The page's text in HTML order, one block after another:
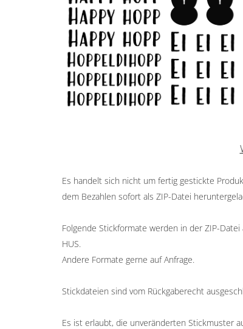
Es handelt sich nicht um fertig gestickte
dem Bezahlen sofort als ZIP-Datei
Folgende Stickformate werden in der ZIP-Datei
HUS.
Andere Formate gerne auf Anfrage.
Stickdateien sind vom Rückgaberecht
Es ist erlaubt, die unveränderten Stickmuster